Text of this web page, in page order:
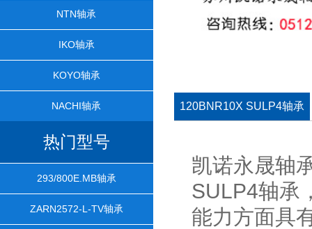
NTN轴承
IKO轴承
KOYO轴承
NACHI轴承
热门型号
293/800E.MB轴承
ZARN2572-L-TV轴承
120BNR10X SULP4轴承
凯诺永晟轴
SULP4轴承
能力方面具